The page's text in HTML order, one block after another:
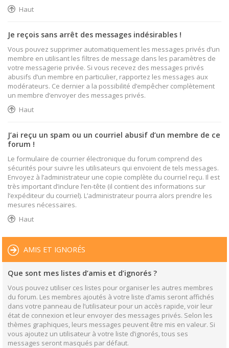
Haut
Je reçois sans arrêt des messages indésirables !
Vous pouvez supprimer automatiquement les messages privés d’un
membre en utilisant les filtres de message dans les paramètres de
votre messagerie privée. Si vous recevez des messages privés
abusifs d’un membre en particulier, rapportez les messages aux
modérateurs. Ce dernier a la possibilité d’empêcher complètement
un membre d’envoyer des messages privés.
Haut
J’ai reçu un spam ou un courriel abusif d’un membre de ce
forum !
Le formulaire de courrier électronique du forum comprend des
sécurités pour suivre les utilisateurs qui envoient de tels messages.
Envoyez à l’administrateur une copie complète du courriel reçu. Il est
très important d’inclure l’en-tête (il contient des informations sur
l’expéditeur du courriel). L’administrateur pourra alors prendre les
mesures nécessaires.
Haut
AMIS ET IGNORÉS
Que sont mes listes d’amis et d’ignorés ?
Vous pouvez utiliser ces listes pour organiser les autres membres
du forum. Les membres ajoutés à votre liste d’amis seront affichés
dans votre panneau de l’utilisateur pour un accès rapide, voir leur
état de connexion et leur envoyer des messages privés. Selon les
thèmes graphiques, leurs messages peuvent être mis en valeur. Si
vous ajoutez un utilisateur à votre liste d’ignorés, tous ses
messages seront masqués par défaut.